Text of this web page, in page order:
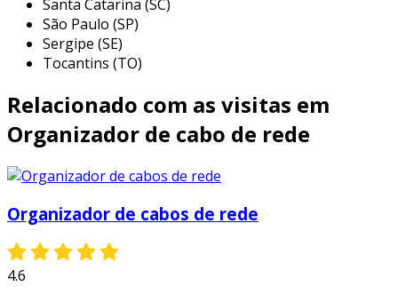
ambientes corporativos:
a criação de redes robustas em
escritórios, onde a conectividade é
dispositivos e usuários.
centros de dados:fundamental na
organização e gerenciamento de cabos,
evitando emaranhados que possam
ambientes comerciais:utilizado em lojas
e estabelecimentos que necessitam de
conexões rápidas e confiáveis,
Santa Catarina (SC)
São Paulo (SP)
Sergipe (SE)
Tocantins (TO)
Relacionado com as visitas em
Organizador de cabo de rede
Organizador de cabos de rede
4.6